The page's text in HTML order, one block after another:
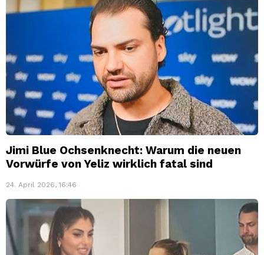
Jimi Blue Ochsenknecht: Warum die neuen
Vorwürfe von Yeliz wirklich fatal sind
24. April 2026, 16:46